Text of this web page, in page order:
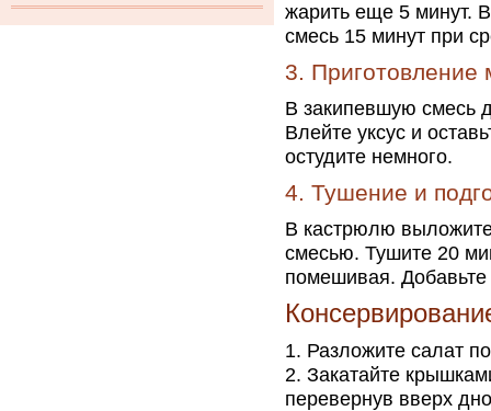
жарить еще 5 минут.
смесь 15 минут при
3. Приготовление
В закипевшую смесь
Влейте уксус и
остудите немного.
4. Тушение и
В кастрюлю
смесью. Тушите 20
помешивая.
Разложите салат
Закатайте
перевернув вверх